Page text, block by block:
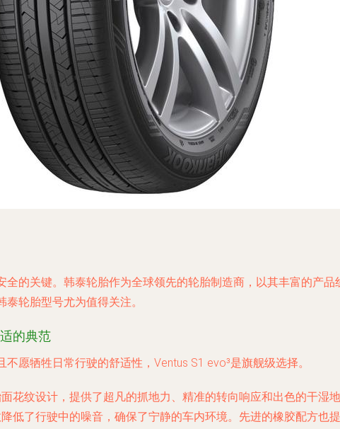
的关键。韩泰轮胎作为全球领先的轮胎制造商，以其丰富的产
轮胎型号尤为值得关注。
的典范
愿牺牲日常行驶的舒适性，Ventus S1 evo³是旗舰级选择。
花纹设计，提供了超凡的抓地力、精准的转向响应和出色的干湿
低了行驶中的噪音，确保了宁静的车内环境。先进的橡胶配方也